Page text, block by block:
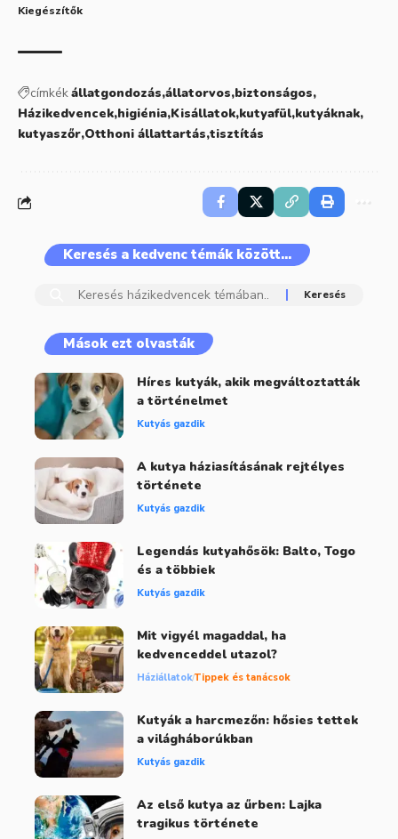
Kiegészítők
címkékállatgondozás állatorvos biztonságos
Házikedvencek higiénia Kisállatok kutyafül kutyáknak
kutyaszőr Otthoni állattartás tisztítás
Keresés a kedvenc témák között…
Mások ezt olvasták
Híres kutyák, akik megváltoztatták
a történelmet
Kutyás gazdik
A kutya háziasításának rejtélyes
története
Kutyás gazdik
Legendás kutyahősök: Balto, Togo
és a többiek
Kutyás gazdik
Mit vigyél magaddal, ha
kedvenceddel utazol?
HáziállatokTippek és tanácsok
Kutyák a harcmezőn: hősies tettek
a világháborúkban
Kutyás gazdik
Az első kutya az űrben: Lajka
tragikus története